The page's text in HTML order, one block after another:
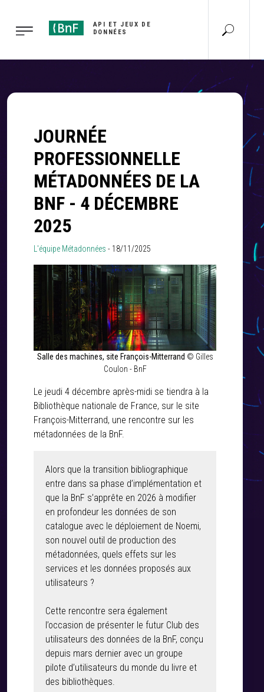
API ET JEUX DE
DONNÉES
JOURNÉE
PROFESSIONNELLE
MÉTADONNÉES DE LA
BNF - 4 DÉCEMBRE
2025
L'équipe Métadonnées - 18/11/2025
Salle des machines, site François-Mitterrand © Gilles
Coulon - BnF
Le jeudi 4 décembre après-midi se tiendra à la
Bibliothèque nationale de France, sur le site
François-Mitterrand, une rencontre sur les
métadonnées de la BnF.
Alors que la transition bibliographique
entre dans sa phase d’implémentation et
que la BnF s’apprête en 2026 à modifier
en profondeur les données de son
catalogue avec le déploiement de Noemi,
son nouvel outil de production des
métadonnées, quels effets sur les
services et les données proposés aux
utilisateurs ?
Cette rencontre sera également
l’occasion de présenter le futur Club des
utilisateurs des données de la BnF, conçu
depuis mars dernier avec un groupe
pilote d’utilisateurs du monde du livre et
des bibliothèques.